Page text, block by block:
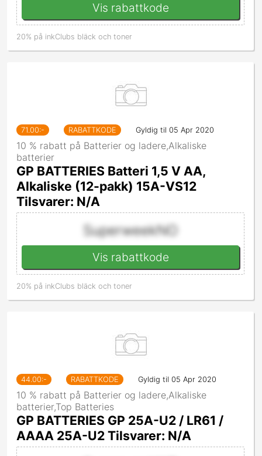
Vis rabattkode
20% på inkClubs bläck och toner
71.00:- RABATTKODE Gyldig til 05 Apr 2020
10 % rabatt på Batterier og ladere,Alkaliske
batterier
GP BATTERIES Batteri 1,5 V AA,
Alkaliske (12-pakk) 15A-VS12
Tilsvarer: N/A
SuperweekNO
Vis rabattkode
20% på inkClubs bläck och toner
44.00:- RABATTKODE Gyldig til 05 Apr 2020
10 % rabatt på Batterier og ladere,Alkaliske
batterier,Top Batteries
GP BATTERIES GP 25A-U2 / LR61 /
AAAA 25A-U2 Tilsvarer: N/A